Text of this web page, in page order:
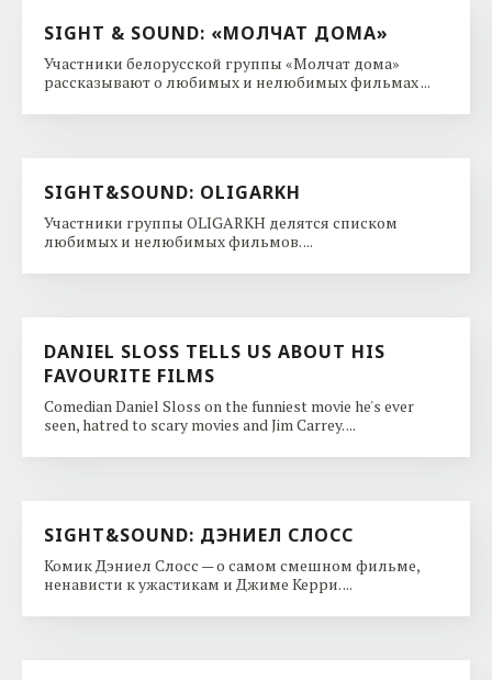
SIGHT & SOUND: «МОЛЧАТ ДОМА»
Участники белорусской группы «Молчат дома»
рассказывают о любимых и нелюбимых фильмах ...
SIGHT&SOUND: OLIGARKH
Участники группы OLIGARKH делятся списком
любимых и нелюбимых фильмов. ...
DANIEL SLOSS TELLS US ABOUT HIS
FAVOURITE FILMS
Comedian Daniel Sloss on the funniest movie he's ever
seen, hatred to scary movies and Jim Carrey. ...
SIGHT&SOUND: ДЭНИЕЛ СЛОСС
Комик Дэниел Слосс — о самом смешном фильме,
ненависти к ужастикам и Джиме Керри. ...